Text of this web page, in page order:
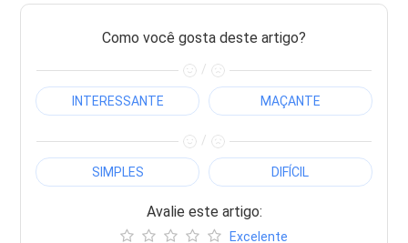
Como você gosta deste artigo?
/
INTERESSANTE MAÇANTE
/
SIMPLES DIFÍCIL
Avalie este artigo:
Excelente